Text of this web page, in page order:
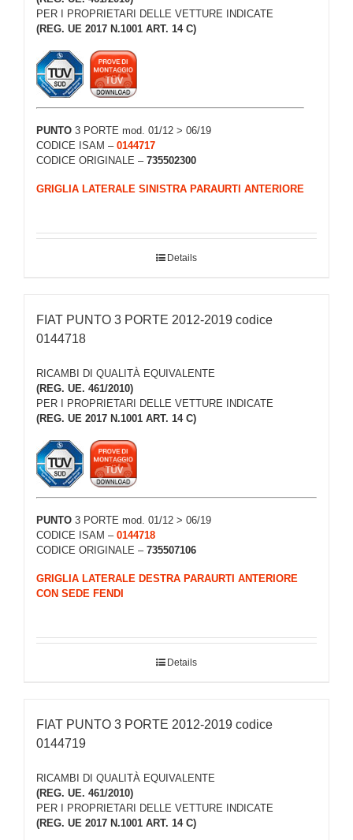
PER I PROPRIETARI DELLE VETTURE INDICATE
(REG. UE 2017 N.1001 ART. 14 C)
PUNTO 3 PORTE mod. 01/12 > 06/19
CODICE ISAM – 0144717
CODICE ORIGINALE – 735502300
GRIGLIA LATERALE SINISTRA PARAURTI ANTERIORE
Details
FIAT PUNTO 3 PORTE 2012-2019 codice
0144718
RICAMBI DI QUALITÀ EQUIVALENTE
(REG. UE. 461/2010)
PER I PROPRIETARI DELLE VETTURE INDICATE
(REG. UE 2017 N.1001 ART. 14 C)
PUNTO 3 PORTE mod. 01/12 > 06/19
CODICE ISAM – 0144718
CODICE ORIGINALE – 735507106
GRIGLIA LATERALE DESTRA PARAURTI ANTERIORE
CON SEDE FENDI
Details
FIAT PUNTO 3 PORTE 2012-2019 codice
0144719
RICAMBI DI QUALITÀ EQUIVALENTE
(REG. UE. 461/2010)
PER I PROPRIETARI DELLE VETTURE INDICATE
(REG. UE 2017 N.1001 ART. 14 C)